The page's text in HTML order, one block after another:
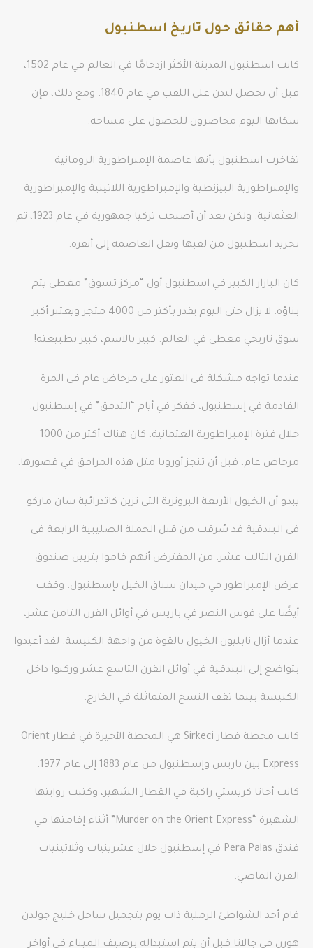
أهم حقائق حول تاريخ اسطنبول
كانت اسطنبول المدينة الأكثر ازدحامًا في العالم في عام 1502،
قبل أن تحصل لندن على اللقب في عام 1840. ومع ذلك، فإن
سكانها اليوم محاصرون للحصول على مساحة.
تفاخرت اسطنبول بأنها عاصمة الإمبراطورية الرومانية
والإمبراطورية البيزنطية والإمبراطورية اللاتينية والإمبراطورية
العثمانية. ولكن بعد أن أصبحت تركيا جمهورية في عام 1923، تم
تجريد اسطنبول من لقبها ونقل العاصمة إلى أنقرة.
كان البازار الكبير في اسطنبول أول “مركز تسوق” مغطى يتم
بناؤه. لا يزال حتى اليوم يقدر بأكثر من 4000 متجر ويعتبر أكبر
سوق تاريخي مغطى في العالم. كبير بالاسم، كبير بطبيعته!
عندما تواجه مشكلة في العثور على مرحاض عام في المرة
القادمة في إسطنبول، ففكر في أيام “التدفق” في إسطنبول.
خلال فترة الإمبراطورية العثمانية، كان هناك أكثر من 1000
مرحاض عام، قبل أن تنجز أوروبا مثل هذه المرافق في قصورها.
يبدو أن الخيول الأربعة البرونزية التي تزين كاتدرائية سان ماركو
في البندقية قد سُرقت من قبل الحملة الصليبية الرابعة في
القرن الثالث عشر. من المفترض أنهم قاموا بتزيين صندوق
عرض الإمبراطور في ميدان سباق الخيل بإسطنبول. وقفت
أيضًا على قوس النصر في باريس في أوائل القرن الثامن عشر،
عندما أزال نابليون الخيول بالقوة من واجهة الكنيسة. لقد أعيدوا
بتواضع إلى البندقية في أوائل القرن التاسع عشر وركبوا داخل
الكنيسة بينما تقف النسخ المتماثلة في الخارج.
كانت محطة قطار Sirkeci هي المحطة الأخيرة في قطار Orient
Express بين باريس وإسطنبول من عام 1883 إلى عام 1977.
كانت أجاثا كريستي راكبة في القطار الشهير، وكتبت روايتها
الشهيرة “Murder on the Orient Express” أثناء إقامتها في
فندق Pera Palas في إسطنبول خلال عشرينيات وثلاثينيات
القرن الماضي.
قام أحد الشواطئ الرملية ذات يوم بتجميل ساحل خليج جولدن
هورن في جالاتا قبل أن يتم استبداله برصيف الميناء في أواخر